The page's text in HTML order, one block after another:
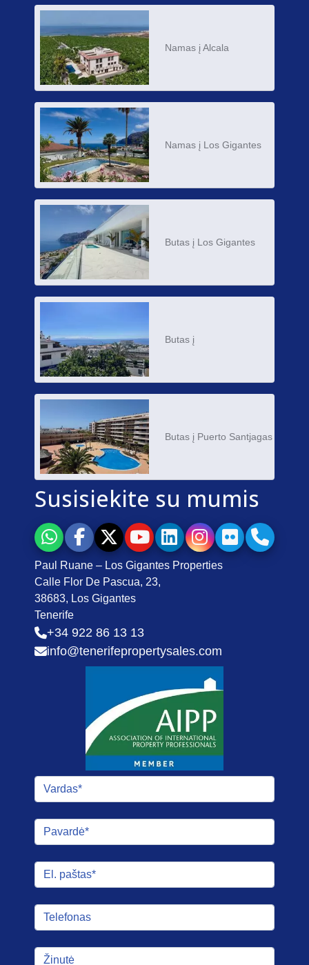
Namas į Alcala
Namas į Los Gigantes
Butas į Los Gigantes
Butas į
Butas į Puerto Santjagas
Susisiekite su mumis
Paul Ruane – Los Gigantes Properties
Calle Flor De Pascua, 23,
38683, Los Gigantes
Tenerife
+34 922 86 13 13
info@tenerifepropertysales.com